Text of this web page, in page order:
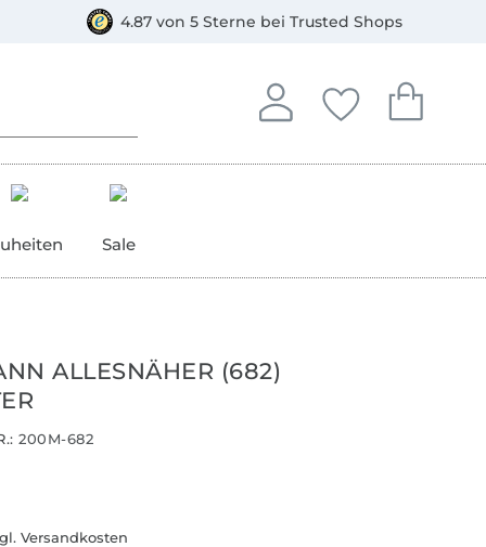
4.87 von 5 Sterne bei Trusted Shops
Anmelden
In deinem Konto
Deine
Du hast keine
Dein
Du hast
Sale
ALLESNÄHER (682)
200M-682
Versandkosten